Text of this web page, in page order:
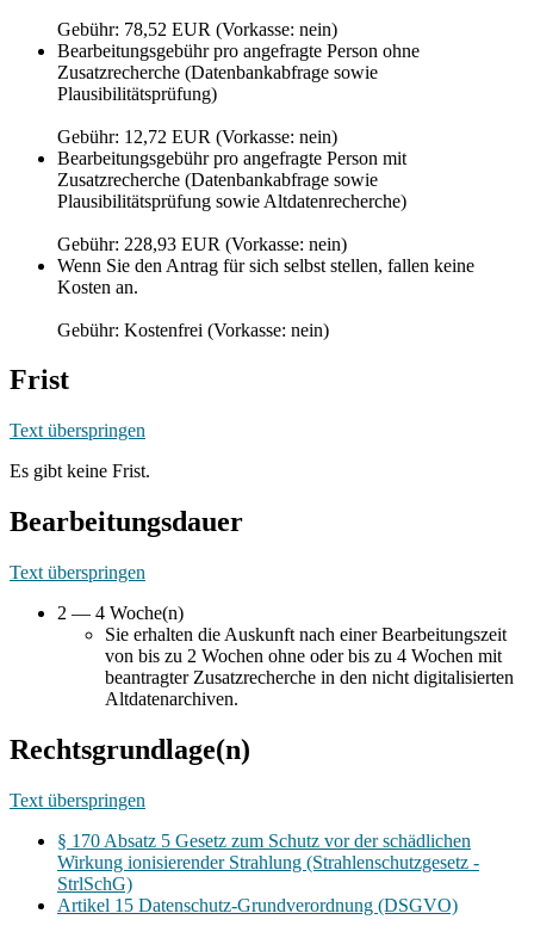
Gebühr: 78,52 EUR (Vorkasse: nein)
Bearbeitungsgebühr pro angefragte Person ohne
Zusatzrecherche (Datenbankabfrage sowie
Plausibilitätsprüfung)
Gebühr: 12,72 EUR (Vorkasse: nein)
Bearbeitungsgebühr pro angefragte Person mit
Zusatzrecherche (Datenbankabfrage sowie
Plausibilitätsprüfung sowie Altdatenrecherche)
Gebühr: 228,93 EUR (Vorkasse: nein)
Wenn Sie den Antrag für sich selbst stellen, fallen keine
Kosten an.
Gebühr: Kostenfrei (Vorkasse: nein)
Frist
Text überspringen
Es gibt keine Frist.
Bearbeitungsdauer
Text überspringen
2 — 4 Woche(n)
Sie erhalten die Auskunft nach einer Bearbeitungszeit
von bis zu 2 Wochen ohne oder bis zu 4 Wochen mit
beantragter Zusatzrecherche in den nicht digitalisierten
Altdatenarchiven.
Rechtsgrundlage(n)
Text überspringen
§ 170 Absatz 5 Gesetz zum Schutz vor der schädlichen
Wirkung ionisierender Strahlung (Strahlenschutzgesetz -
StrlSchG)
Artikel 15 Datenschutz-Grundverordnung (DSGVO)